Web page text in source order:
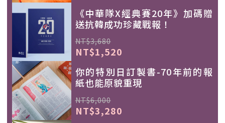
《中華隊X經典賽20年》加碼贈
送抗韓成功珍藏戰報！
NT$3,680
NT$1,520
你的特別日訂製書-70年前的報
紙也能原貌重現
NT$6,000
NT$3,280